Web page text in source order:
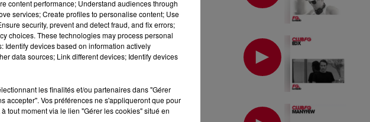
hhZxGoogle Play MIX : EDX
MIX : MANYFEW
content performance; Understand audiences through
services; Create profiles to personalise content; Use
security, prevent and detect fraud, and fix errors;
choices. These technologies may process personal
Identify devices based on information actively
data sources; Link different devices; Identify devices
les finalités et/ou partenaires dans "Gérer
accepter". Vos préférences ne s'appliqueront que pour
tout moment via le lien "Gérer les cookies" situé en